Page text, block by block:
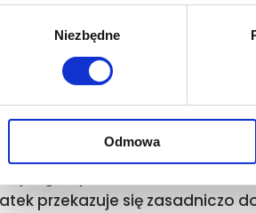
Niezbędne
Odmowa
o podziale zysku,
na podstawie uchwały o
o których musi
: Dywidenda co do
chyba że zastosowanie
opodatkowania. Jeżeli
przekazuje się zasadniczo